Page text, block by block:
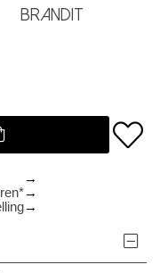
Brandit